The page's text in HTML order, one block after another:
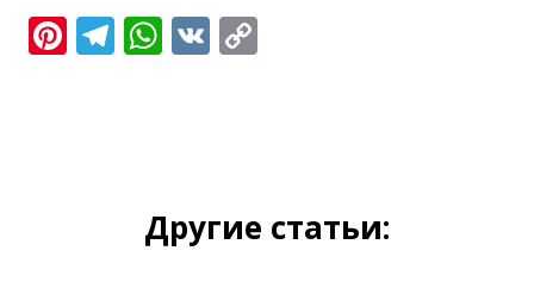
Pinterest
Telegram
WhatsApp
VK
Другие статьи: